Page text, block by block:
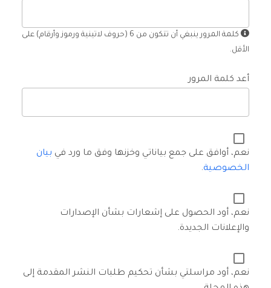
كلمة المرور ينبغي أن تتكون من 6 (حروف لاتينية ورموز وأرقام) على
الأقل.
أعد كلمة المرور
نعم، أوافق على جمع بياناتي وخزنها وفق ما ورد في بيان
الخصوصية.
نعم، أود الحصول على إشعارات بشأن الإصدارات
والإعلانات الجديدة.
نعم، أود مراسلتي بشأن تحكيم طلبات النشر المقدمة إلى